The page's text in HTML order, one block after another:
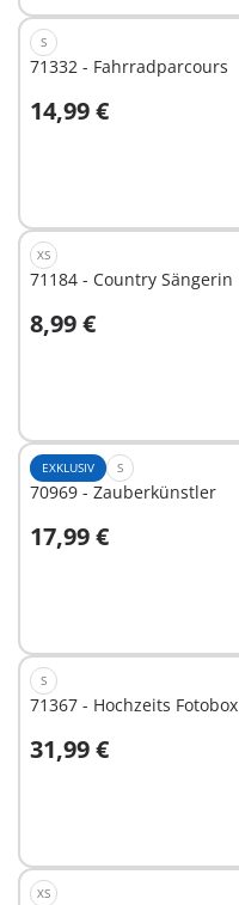
S
71332 - Fahrradparcours
14,99 €
In den Warenkorb
XS
71184 - Country Sängerin
8,99 €
EXKLUSIV S
70969 - Zauberkünstler
17,99 €
In den Warenkorb
S
71367 - Hochzeits Fotobox
31,99 €
XS